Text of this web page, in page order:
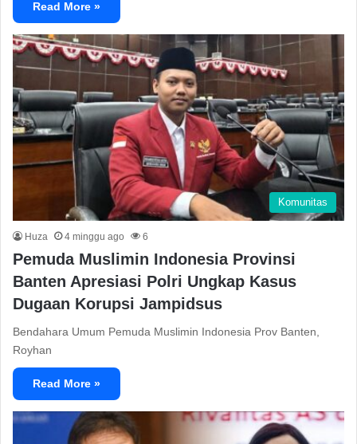
Read More »
Komunitas
Huza 4 minggu ago 6
Pemuda Muslimin Indonesia Provinsi
Banten Apresiasi Polri Ungkap Kasus
Dugaan Korupsi Jampidsus
Bendahara Umum Pemuda Muslimin Indonesia Prov Banten,
Royhan
Read More »